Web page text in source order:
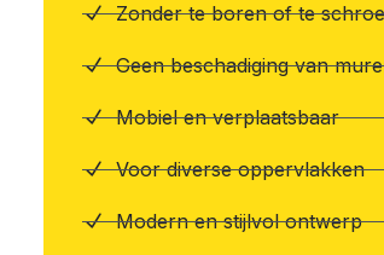
Zonder te boren of te
Geen beschadiging van
Mobiel en verplaatsbaar
Voor diverse oppervlakken
Modern en stijlvol ontwerp